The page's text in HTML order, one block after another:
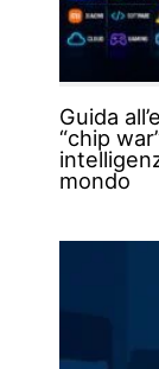
Guida
“chip
mondo